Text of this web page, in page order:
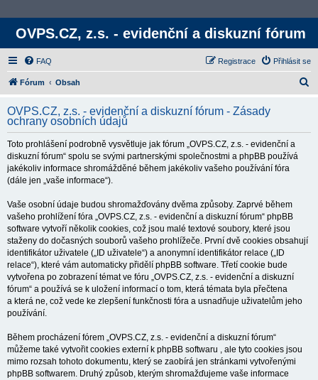
OVPS.CZ, z.s. - evidenční a diskuzní fórum
FAQ Přihlásit se
Registrace
Fórum Obsah
d
OVPS.CZ, z.s. - evidenční a diskuzní fórum - Zásady
ochrany osobních údajů
Toto prohlášení podrobně vysvětluje jak fórum „OVPS.CZ, z.s. - evidenční a
diskuzní fórum“ spolu se svými partnerskými společnostmi a phpBB používá
jakékoliv informace shromážděné během jakékoliv vašeho používání fóra
(dále jen „vaše informace“).
Vaše osobní údaje budou shromažďovány dvěma způsoby. Zaprvé během
vašeho prohlížení fóra „OVPS.CZ, z.s. - evidenční a diskuzní fórum“ phpBB
software vytvoří několik cookies, což jsou malé textové soubory, které jsou
staženy do dočasných souborů vašeho prohlížeče. První dvě cookies obsahují
identifikátor uživatele („ID uživatele“) a anonymní identifikátor relace („ID
relace“), které vám automaticky přidělí phpBB software. Třetí cookie bude
vytvořena po zobrazení témat ve fóru „OVPS.CZ, z.s. - evidenční a diskuzní
fórum“ a používá se k uložení informací o tom, která témata byla přečtena
a která ne, což vede ke zlepšení funkčnosti fóra a usnadňuje uživatelům jeho
používání.
Během procházení fórem „OVPS.CZ, z.s. - evidenční a diskuzní fórum“
můžeme také vytvořit cookies externí k phpBB softwaru , ale tyto cookies jsou
mimo rozsah tohoto dokumentu, který se zaobírá jen stránkami vytvořenými
phpBB softwarem. Druhý způsob, kterým shromažďujeme vaše informace